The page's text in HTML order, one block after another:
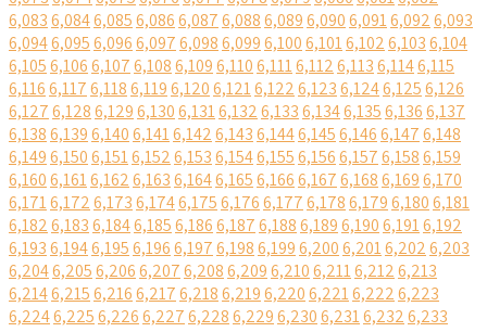
6,0836,0846,0856,0866,0876,0886,0896,0906,0916,0926,093
6,0946,0956,0966,0976,0986,0996,1006,1016,1026,1036,104
6,1056,1066,1076,1086,1096,1106,1116,1126,1136,1146,115
6,1166,1176,1186,1196,1206,1216,1226,1236,1246,1256,126
6,1276,1286,1296,1306,1316,1326,1336,1346,1356,1366,137
6,1386,1396,1406,1416,1426,1436,1446,1456,1466,1476,148
6,1496,1506,1516,1526,1536,1546,1556,1566,1576,1586,159
6,1606,1616,1626,1636,1646,1656,1666,1676,1686,1696,170
6,1716,1726,1736,1746,1756,1766,1776,1786,1796,1806,181
6,1826,1836,1846,1856,1866,1876,1886,1896,1906,1916,192
6,1936,1946,1956,1966,1976,1986,1996,2006,2016,2026,203
6,2046,2056,2066,2076,2086,2096,2106,2116,2126,213
6,2146,2156,2166,2176,2186,2196,2206,2216,2226,223
6,2246,2256,2266,2276,2286,2296,2306,2316,2326,233